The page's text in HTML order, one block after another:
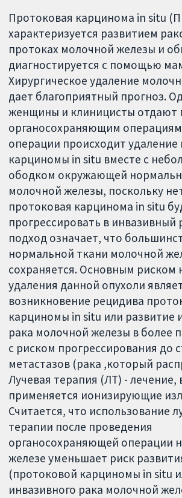
Протоковая карцинома in situ
характеризуется развитием
протоках молочной железы и
диагностируется с помощью
Хирургическое удаление
дает благоприятный прогноз.
женщины и клиницисты отдают
органосохраняющим
операции происходит
карциномы in situ вместе с
ободком окружающей
молочной железы, поскольку
протоковая карцинома in situ
прогрессировать в инвазивный
подход означает, что
нормальной ткани молочной
сохраняется. Основным риском
удаления данной опухоли
возникновение рецидива
карциномы in situ или развитие
рака молочной железы в более
с риском прогрессирования до
метастазов (рака ,который
Лучевая терапия (ЛТ) - лечение,
применяется ионизирующие
Считается, что использование
терапии после проведения
органосохраняющей операции
железе уменьшает риск
(протоковой карциномы in situ
инвазивного рака молочной